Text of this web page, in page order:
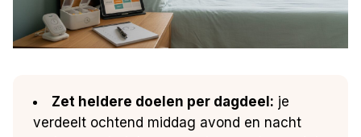
Zet heldere doelen per dagdeel: je
verdeelt ochtend middag avond en nacht